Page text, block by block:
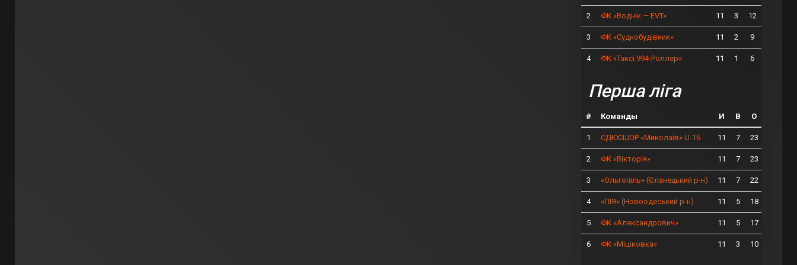
2 ФК «Воднік — EVT» 11 3 12
3 ФК «Суднобудівник» 11 2 9
4 ФК «Таксі 994-Роллер» 11 1 6
Перша ліга
# Команды И В О
1 СДЮСШОР «Миколаїв» U-16 11 7 23
2 ФК «Вікторія» 11 7 23
3 «Ольгопіль» (Єланецький р-н) 11 7 22
4 «ЛІЯ» (Новоодеський р-н) 11 5 18
5 ФК «Александрович» 11 5 17
6 ФК «Мішковка» 11 3 10